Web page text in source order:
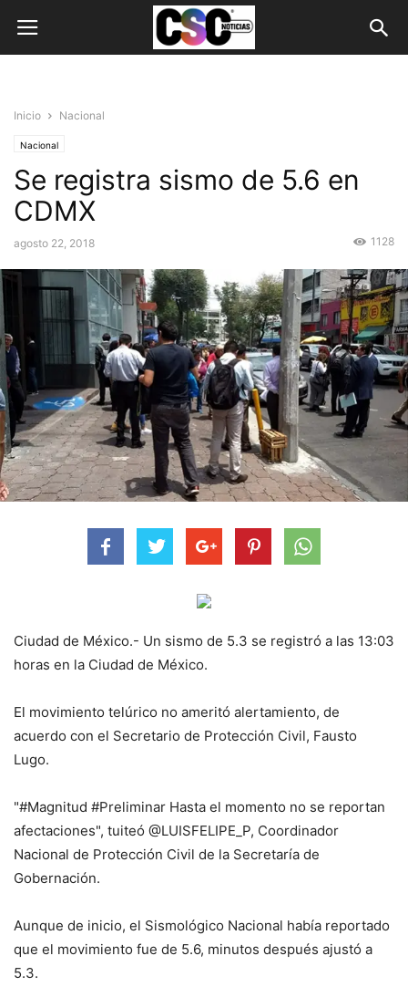
Inicio Nacional
Nacional
Se registra sismo de 5.6 en
CDMX
agosto 22, 2018 1128
Ciudad de México.- Un sismo de 5.3 se registró a las 13:03
horas en la Ciudad de México.
El movimiento telúrico no ameritó alertamiento, de
acuerdo con el Secretario de Protección Civil, Fausto
Lugo.
"#Magnitud #Preliminar Hasta el momento no se reportan
afectaciones", tuiteó @LUISFELIPE_P, Coordinador
Nacional de Protección Civil de la Secretaría de
Gobernación.
Aunque de inicio, el Sismológico Nacional había reportado
que el movimiento fue de 5.6, minutos después ajustó a
5.3.